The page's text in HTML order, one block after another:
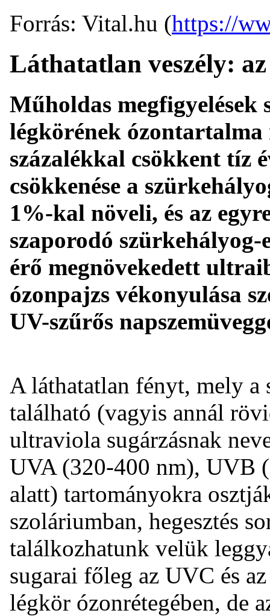
Forrás: Vital.hu (https://
Láthatatlan veszély:
Műholdas megfigyelések
légkörének
százalékkal csökkent tíz
csökkenése a
1%-kal növeli, és az
szaporodó szürkehályog-
érő megnövekedett
ózonpajzs vékonyulása
UV-szűrős
A láthatatlan fényt, mely
található (vagyis annál
ultraviola sugárzásnak
UVA (320-400 nm), UVB
alatt) tartományokra
szoláriumban, hegesztés
találkozhatunk velük
sugarai főleg az UVC és
légkör ózonrétegében, de